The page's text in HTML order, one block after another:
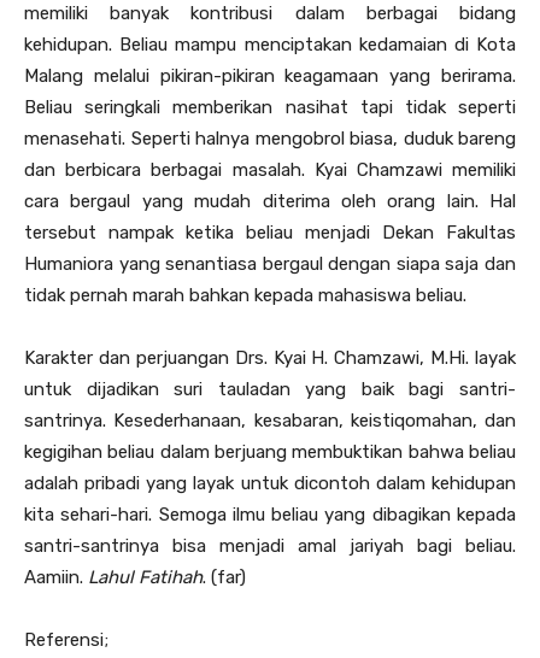
memiliki banyak kontribusi dalam berbagai bidang
kehidupan. Beliau mampu menciptakan kedamaian di Kota
Malang melalui pikiran-pikiran keagamaan yang berirama.
Beliau seringkali memberikan nasihat tapi tidak seperti
menasehati. Seperti halnya mengobrol biasa, duduk bareng
dan berbicara berbagai masalah. Kyai Chamzawi memiliki
cara bergaul yang mudah diterima oleh orang lain. Hal
tersebut nampak ketika beliau menjadi Dekan Fakultas
Humaniora yang senantiasa bergaul dengan siapa saja dan
tidak pernah marah bahkan kepada mahasiswa beliau.
Karakter dan perjuangan Drs. Kyai H. Chamzawi, M.Hi. layak
untuk dijadikan suri tauladan yang baik bagi santri-
santrinya. Kesederhanaan, kesabaran, keistiqomahan, dan
kegigihan beliau dalam berjuang membuktikan bahwa beliau
adalah pribadi yang layak untuk dicontoh dalam kehidupan
kita sehari-hari. Semoga ilmu beliau yang dibagikan kepada
santri-santrinya bisa menjadi amal jariyah bagi beliau.
Aamiin. Lahul Fatihah. (far)
Referensi;